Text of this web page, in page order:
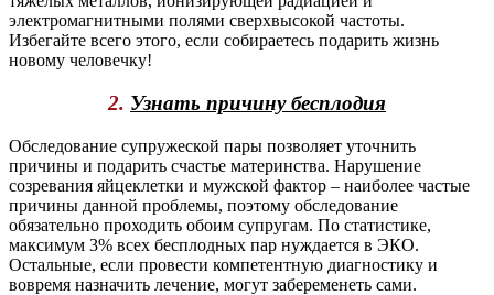
электромагнитными полями сверхвысокой частоты.
Избегайте всего этого, если собираетесь подарить жизнь
новому человечку!
2. Узнать причину бесплодия
Обследование супружеской пары позволяет уточнить
причины и подарить счастье материнства. Нарушение
созревания яйцеклетки и мужской фактор – наиболее частые
причины данной проблемы, поэтому обследование
обязательно проходить обоим супругам. По статистике,
максимум 3% всех бесплодных пар нуждается в ЭКО.
Остальные, если провести компетентную диагностику и
вовремя назначить лечение, могут забеременеть сами.